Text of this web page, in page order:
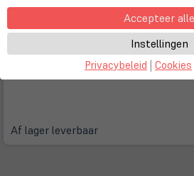
Af lager leverbaar
Accepteer alle
Instellingen
Privacybeleid | Cookies